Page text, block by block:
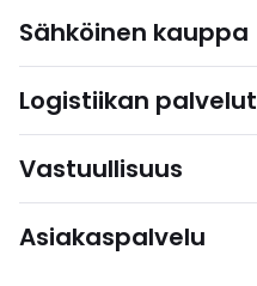
Sähköinen kauppa
Logistiikan palvelut
Vastuullisuus
Asiakaspalvelu